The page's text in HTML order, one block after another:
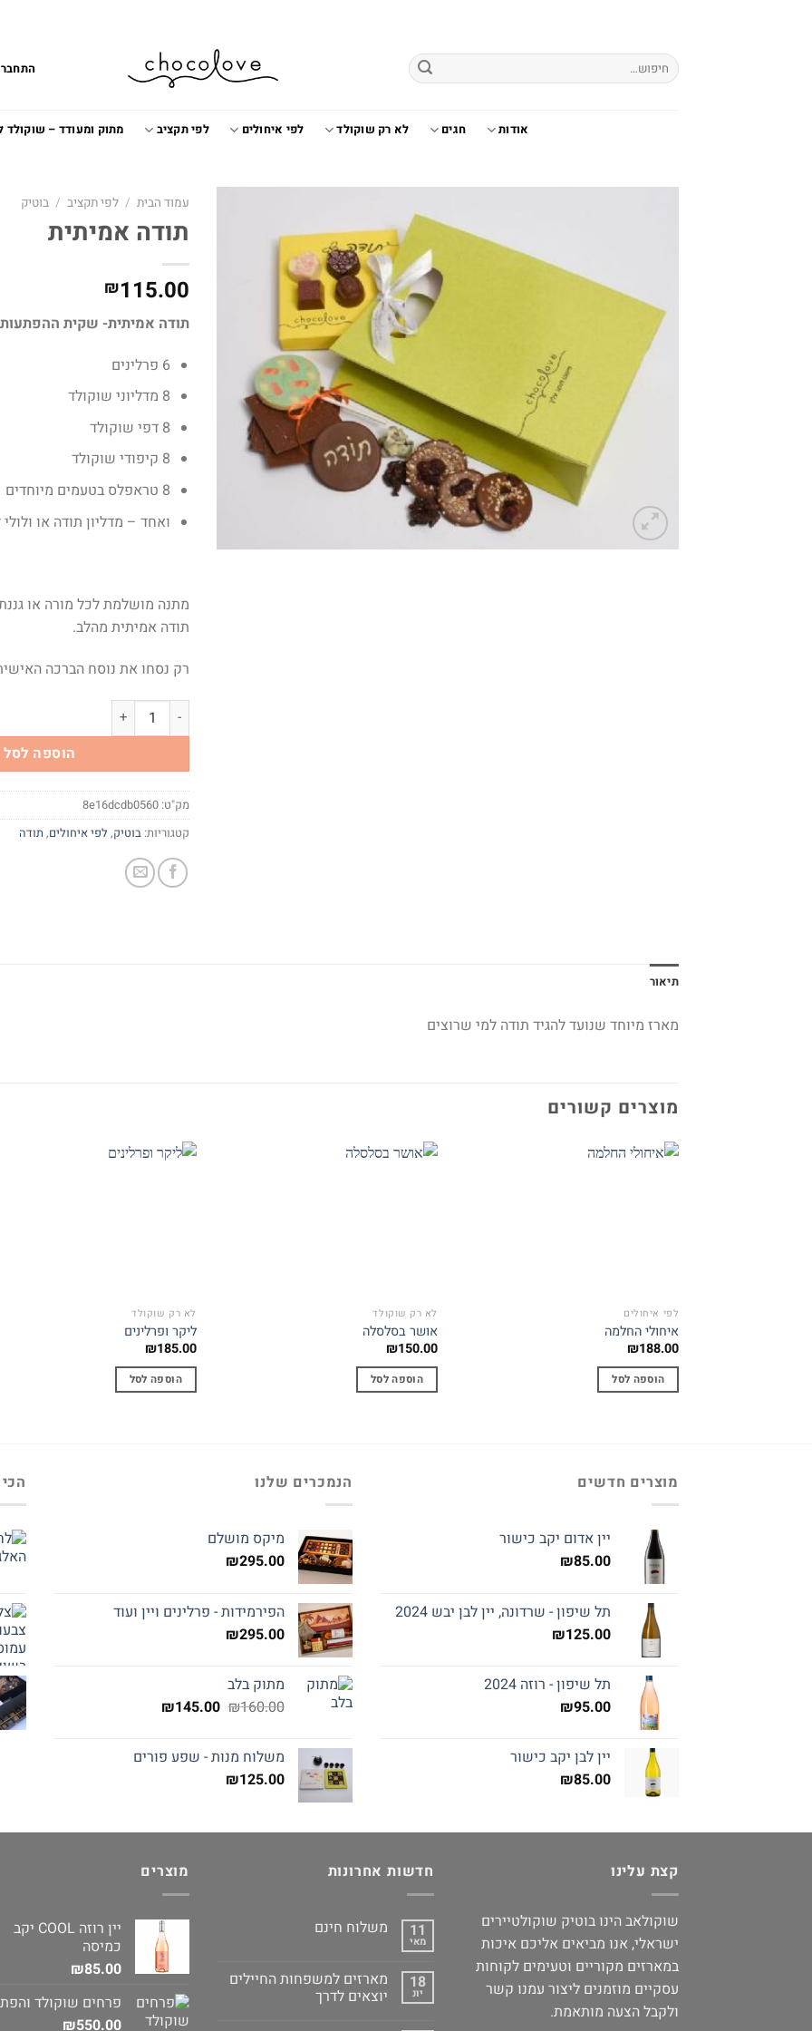
חיפוש
עבור:
אודות חגים לא רק שוקולד לפי איחולים לפי תקציב מתוק ומעודד – שוקולד
עמוד הבית / לפי תקציב / בוטיק
תודה אמיתית
₪115.00
תודה אמיתית- שקית ההפתעות
6 פרלינים
8 מדליוני שוקולד
8 דפי שוקולד
8 קיפודי שוקולד
8 טראפלס בטעמים מיוחדים
ואחד – מדליון תודה או
מתנה מושלמת לכל מורה או
תודה אמיתית מהלב.
רק נסחו את נוסח הברכה
כמות של תודה אמיתית
הוספה לסל
מק"ט: 8e16dcdb0560
קטגוריות: בוטיק, לפי איחולים, תודה
תיאור
מארז מיוחד שנועד להגיד תודה למי שרוצים
מוצרים קשורים
לפי איחולים
איחולי החלמה
₪188.00
הוספה לסל
לא רק שוקולד
אושר בסלסלה
₪150.00
הוספה לסל
לא רק שוקולד
ליקר ופרלינים
₪185.00
הוספה לסל
מוצרים חדשים
יין אדום יקב כישור
₪85.00
תל שיפון - שרדונה, יין לבן יבש 2024
₪125.00
תל שיפון - רוזה 2024
₪95.00
יין לבן יקב כישור
₪85.00
הנמכרים שלנו
מיקס מושלם
₪295.00
הפירמידות - פרלינים ויין ועוד
₪295.00
מתוק בלב
₪160.00
המחיר
₪160.00.
₪145.00
המחיר
₪145.00.
משלוח מנות - שפע פורים
₪125.00
קצת עלינו
שוקולאב הינו בוטיק שוקולטיירים
ישראלי, אנו מביאים אליכם איכות
במארזים מקוריים וטעימים לקוחות
עסקיים מוזמנים ליצור עמנו קשר
ולקבל הצעה מותאמת.
חדשות אחרונות
11
מאי
משלוח חינם
18
יונ
מארזים למשפחות החיילים
יוצאים לדרך
מוצרים
יין רוזה COOL יקב
כמיסה
₪85.00
פרחים שוקולד
₪550.00